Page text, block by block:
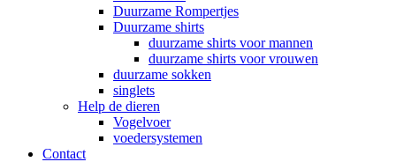
Duurzame Rompertjes
Duurzame shirts
duurzame shirts voor mannen
duurzame shirts voor vrouwen
duurzame sokken
singlets
Help de dieren
Vogelvoer
voedersystemen
Contact